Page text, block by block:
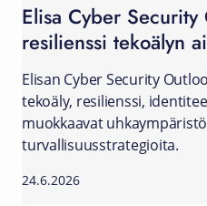
Elisa Cyber
resilienssi tekoälyn
Elisan Cyber Security
tekoäly, resilienssi,
muokkaavat
turvallisuusstrategioita.
24.6.2026